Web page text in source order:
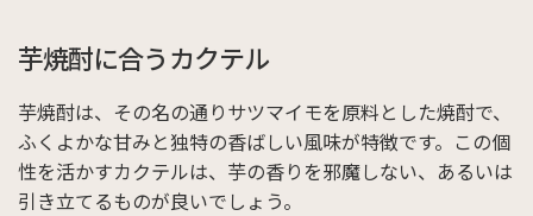
芋焼酎に合うカクテル
芋焼酎は、その名の通りサツマイモを原料とした焼酎で、
ふくよかな甘みと独特の香ばしい風味が特徴です。この個
性を活かすカクテルは、芋の香りを邪魔しない、あるいは
引き立てるものが良いでしょう。